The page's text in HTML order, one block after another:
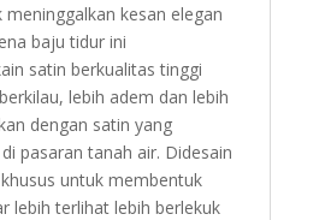
kesan elegan
baju tidur ini
satin berkualitas tinggi
lebih adem dan lebih
dengan satin yang
pasaran tanah air. Didesain
untuk membentuk
lebih terlihat lebih berlekuk